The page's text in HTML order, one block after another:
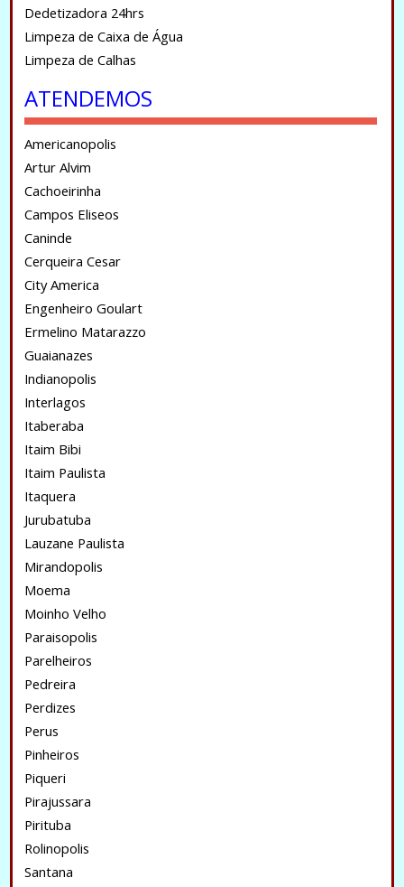
Dedetizadora 24hrs
Limpeza de Caixa de Água
Limpeza de Calhas
ATENDEMOS
Americanopolis
Artur Alvim
Cachoeirinha
Campos Eliseos
Caninde
Cerqueira Cesar
City America
Engenheiro Goulart
Ermelino Matarazzo
Guaianazes
Indianopolis
Interlagos
Itaberaba
Itaim Bibi
Itaim Paulista
Itaquera
Jurubatuba
Lauzane Paulista
Mirandopolis
Moema
Moinho Velho
Paraisopolis
Parelheiros
Pedreira
Perdizes
Perus
Pinheiros
Piqueri
Pirajussara
Pirituba
Rolinopolis
Santana